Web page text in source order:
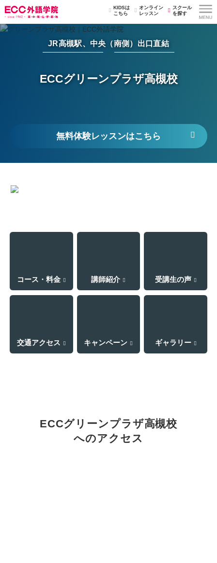
KIDSは
こちら
オンライン
レッスン
スクール
を探す
JR高槻駅、中央（南側）出口直結
ECCグリーンプラザ高槻校
無料体験レッスンはこちら
コース・料金 講師紹介 受講生の声
交通アクセス キャンペーン ギャラリー
ECCグリーンプラザ高槻校
へのアクセス